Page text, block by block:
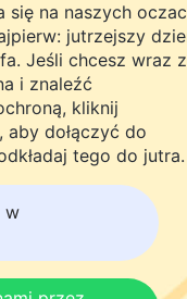
odwiedzili mnie
więc
będziemy się
bawełnę, a
czytałyśmy
Nie mogłam
spotkała i niedoli,
mnie, a słowa
na naszych
jutrzejszy
Jeśli chcesz wraz z
i znaleźć
kliknij
aby dołączyć do
tego do jutra.
w